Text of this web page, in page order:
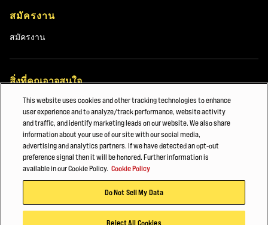
สมัครงาน
สมัครงาน
สิ่งที่คุณอาจสนใจ
การผลิตยานยนต์และการขนส่ง
การบำรุงรักษารถโฟร์กลิฟต์ HYSTER®
รถยกพาเลท
© 2026 Hyster-Yale Materials Handling, Inc. สงวนลิขสิทธิ์
นโยบายความเป็นส่วนตัว เงื่อนไขการบริการ นโยบายคุกกี้
This website uses cookies and other tracking technologies to enhance
user experience and to analyze/track performance, website activity
and traffic, and identify marketing leads on our website. We also share
information about your use of our site with our social media,
advertising and analytics partners. If we have detected an opt-out
preference signal then it will be honored. Further information is
available in our Cookie Policy. Cookie Policy
Do Not Sell My Data
Reject All Cookies